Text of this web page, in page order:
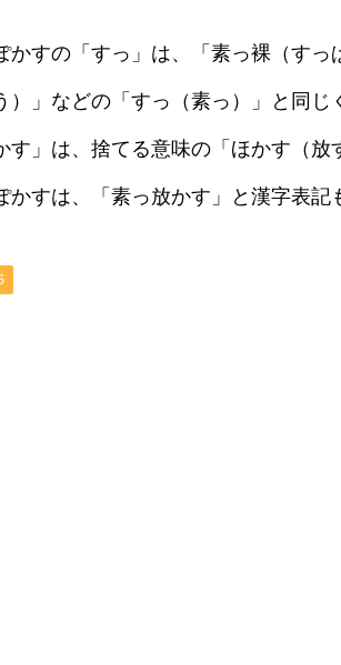
かすの「すっ」は、「素っ裸（す
）」などの「すっ（素っ）」と同じ
す」は、捨てる意味の「ほかす（放
かすは、「素っ放かす」と漢字表記